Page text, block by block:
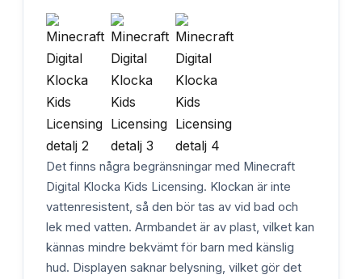
Det finns några begränsningar med Minecraft
Digital Klocka Kids Licensing. Klockan är inte
vattenresistent, så den bör tas av vid bad och
lek med vatten. Armbandet är av plast, vilket kan
kännas mindre bekvämt för barn med känslig
hud. Displayen saknar belysning, vilket gör det